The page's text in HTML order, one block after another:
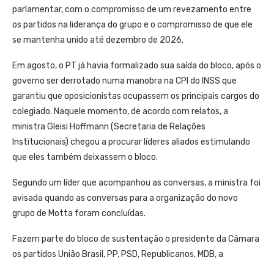
parlamentar, com o compromisso de um revezamento entre
os partidos na liderança do grupo e o compromisso de que ele
se mantenha unido até dezembro de 2026.
Em agosto, o PT já havia formalizado sua saída do bloco, após o
governo ser derrotado numa manobra na CPI do INSS que
garantiu que oposicionistas ocupassem os principais cargos do
colegiado. Naquele momento, de acordo com relatos, a
ministra Gleisi Hoffmann (Secretaria de Relações
Institucionais) chegou a procurar líderes aliados estimulando
que eles também deixassem o bloco.
Segundo um líder que acompanhou as conversas, a ministra foi
avisada quando as conversas para a organização do novo
grupo de Motta foram concluídas.
Fazem parte do bloco de sustentação o presidente da Câmara
os partidos União Brasil, PP, PSD, Republicanos, MDB, a